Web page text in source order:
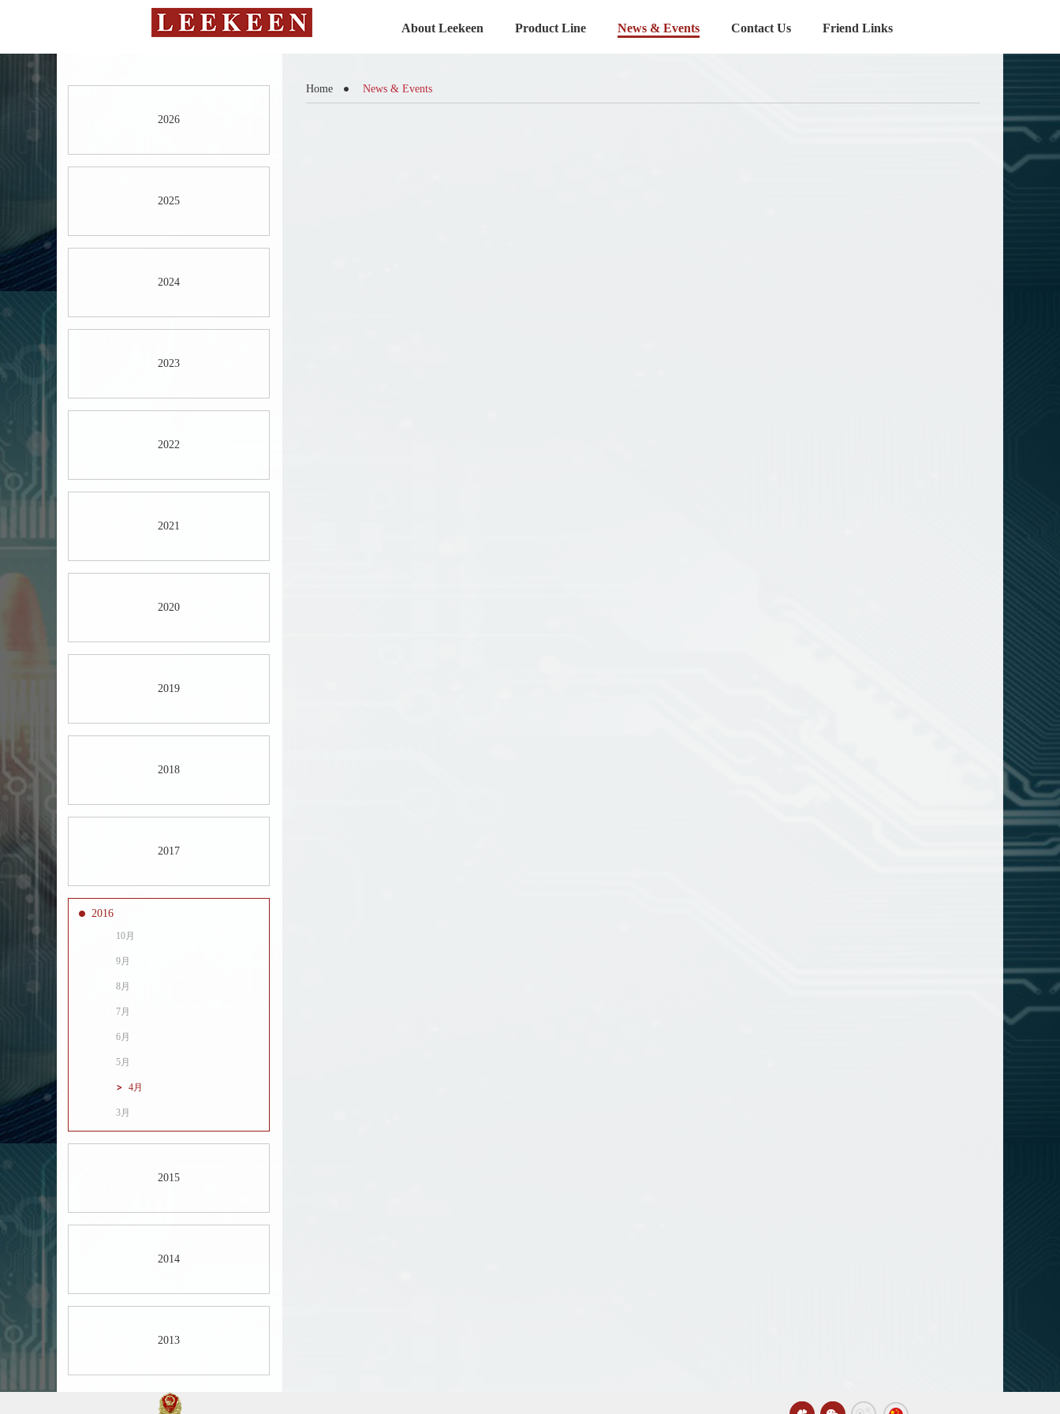
About Leekeen Product Line News & Events Contact Us Friend Links
2026
2025
2024
2023
2022
2021
2020
2019
2018
2017
2016
10月
9月
8月
7月
6月
5月
4月
3月
2015
2014
2013
Home News & Events